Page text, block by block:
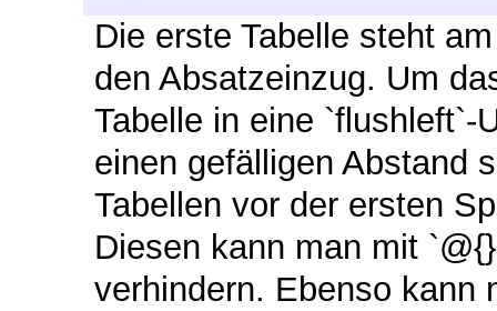
Die erste Tabelle steht
den Absatzeinzug. Um
Tabelle in eine `flushleft`-
einen gefälligen Abstand
Tabellen vor der ersten
Diesen kann man mit
verhindern. Ebenso kann